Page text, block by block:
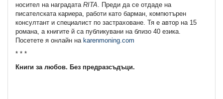
носител на наградата RITA . Преди да се отдаде на
писателската кариера, работи като барман, компютърен
консултант и специалист по застраховане. Тя е автор на 15
романа, а книгите й са публикувани на близо 40 езика.
Посетете я онлайн на karenmoning.com
* * *
Книги за любов. Без предразсъдъци.